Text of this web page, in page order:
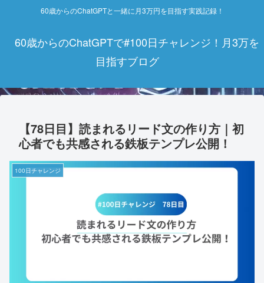
60歳からのChatGPTと一緒に月3万円を目指す実践記録！
60歳からのChatGPTで#100日チャレンジ！月3万を
目指すブログ
【78日目】読まれるリード文の作り方｜初
心者でも共感される鉄板テンプレ公開！
100日チャレンジ